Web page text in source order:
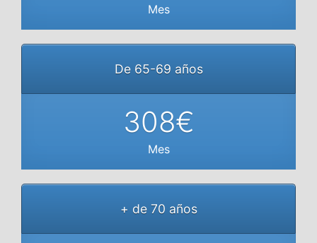
Mes
De 65-69 años
308€
Mes
+ de 70 años